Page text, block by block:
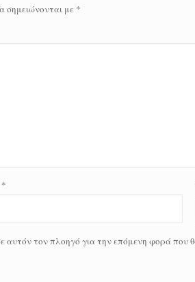
σημειώνονται με *
*
αυτόν τον πλοηγό για την επόμενη φορά που